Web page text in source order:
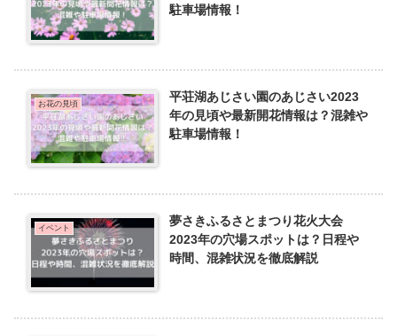
駐車場情報！
お花の見頃
平荘湖あじさい園のあじさい2023
年の見頃や最新開花情報は？混雑や
駐車場情報！
イベント
夢さきふるさとまつり花火大会
2023年の穴場スポットは？日程や
時間、混雑状況を徹底解説